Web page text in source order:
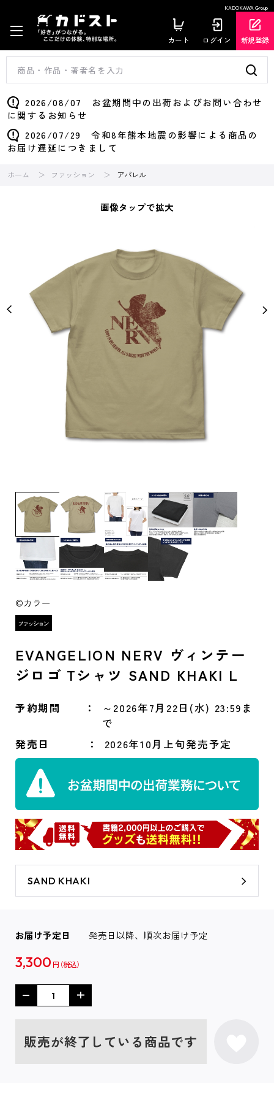
KADOKAWA Group
カート ログイン 新規登録
2026/08/07 お盆期間中の出荷およびお問い合わせ
に関するお知らせ
2026/07/29 令和8年熊本地震の影響による商品の
お届け遅延につきまして
ホーム ファッション アパレル
画像タップで拡大
©カラー
EVANGELION NERV ヴィンテー
ジロゴ Tシャツ SAND KHAKI L
予約期間
～2026年7月22日(水) 23:59ま
で
発売日
2026年10月上旬発売予定
SAND KHAKI
お届け予定日 発売日以降、順次お届け予定
3,300 円
販売が終了している商品です